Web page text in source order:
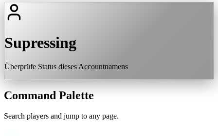
Supressing
Überprüfe Status dieses Accountnamens
Command Palette
Search players and jump to any page.